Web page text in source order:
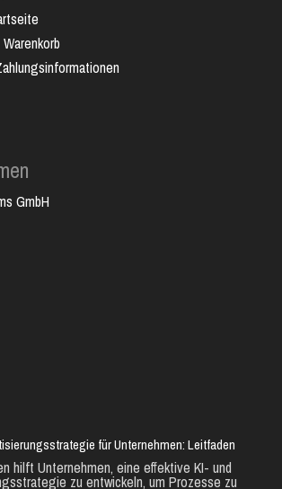
Warenkorb
GmbH
für Unternehmen: Leitfaden
hilft Unternehmen, eine effektive KI- und
zu entwickeln, um Prozesse zu